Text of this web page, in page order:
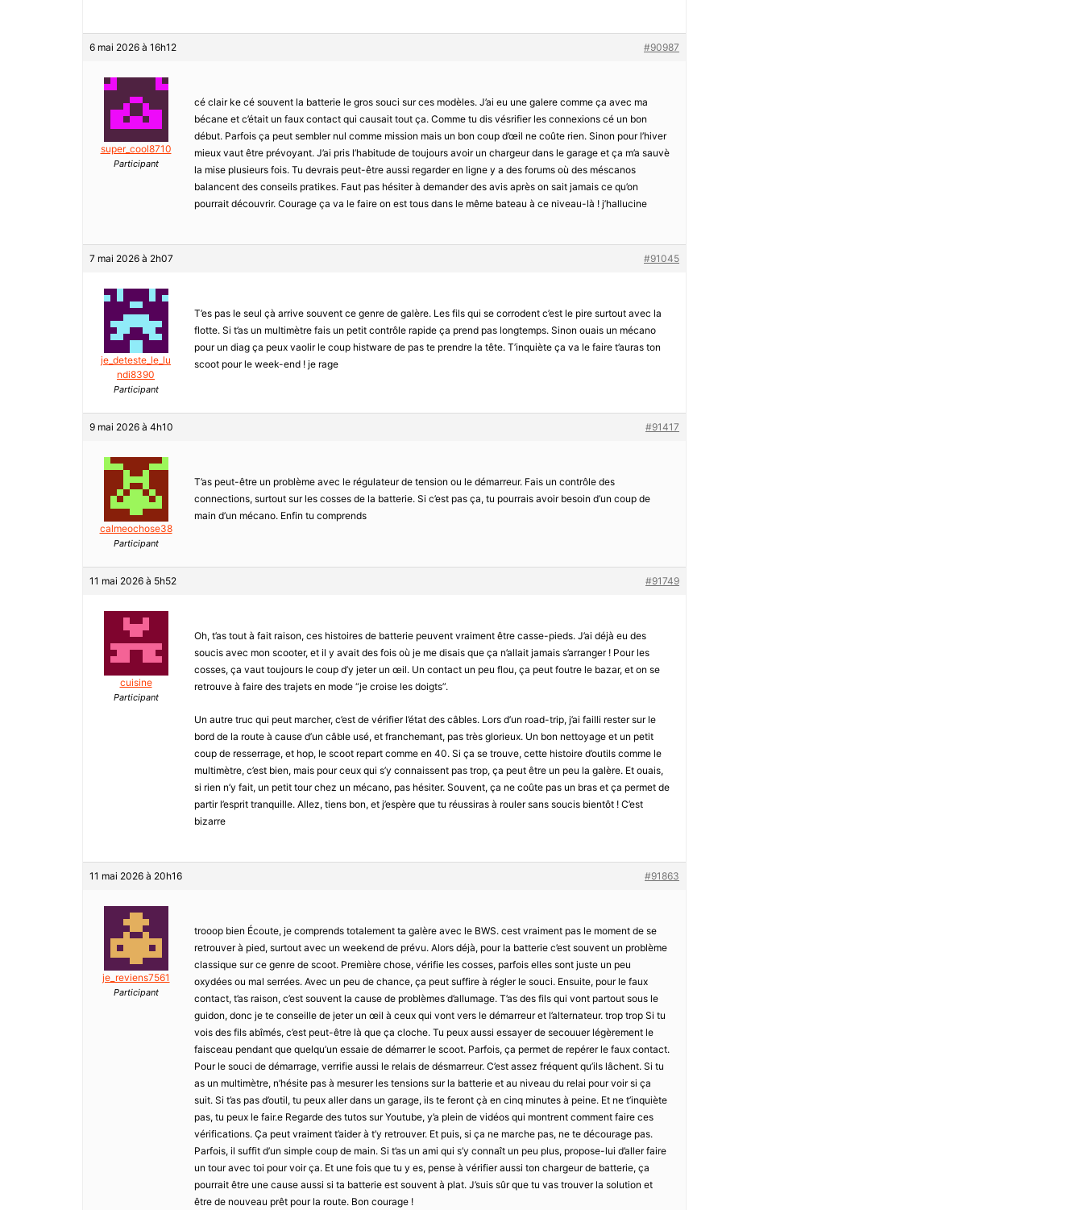
6 mai 2026 à 16h12 #90987
super_cool8710
Participant
cé clair ke cé souvent la batterie le gros souci sur ces modèles. J’ai eu une galere comme ça avec ma
bécane et c’était un faux contact qui causait tout ça. Comme tu dis vésrifier les connexions cé un bon
début. Parfois ça peut sembler nul comme mission mais un bon coup d’œil ne coûte rien. Sinon pour l’hiver
mieux vaut être prévoyant. J’ai pris l’habitude de toujours avoir un chargeur dans le garage et ça m’a sauvè
la mise plusieurs fois. Tu devrais peut-être aussi regarder en ligne y a des forums où des méscanos
balancent des conseils pratikes. Faut pas hésiter à demander des avis après on sait jamais ce qu’on
pourrait découvrir. Courage ça va le faire on est tous dans le même bateau à ce niveau-là ! j’hallucine
7 mai 2026 à 2h07 #91045
je_deteste_le_lu
ndi8390
Participant
T’es pas le seul çà arrive souvent ce genre de galère. Les fils qui se corrodent c’est le pire surtout avec la
flotte. Si t’as un multimètre fais un petit contrôle rapide ça prend pas longtemps. Sinon ouais un mécano
pour un diag ça peux vaolir le coup histware de pas te prendre la tête. T’inquiète ça va le faire t’auras ton
scoot pour le week-end ! je rage
9 mai 2026 à 4h10 #91417
calmeochose38
Participant
T’as peut-être un problème avec le régulateur de tension ou le démarreur. Fais un contrôle des
connections, surtout sur les cosses de la batterie. Si c’est pas ça, tu pourrais avoir besoin d’un coup de
main d’un mécano. Enfin tu comprends
11 mai 2026 à 5h52 #91749
cuisine
Participant
Oh, t’as tout à fait raison, ces histoires de batterie peuvent vraiment être casse-pieds. J’ai déjà eu des
soucis avec mon scooter, et il y avait des fois où je me disais que ça n’allait jamais s’arranger ! Pour les
cosses, ça vaut toujours le coup d’y jeter un œil. Un contact un peu flou, ça peut foutre le bazar, et on se
retrouve à faire des trajets en mode “je croise les doigts”.
Un autre truc qui peut marcher, c’est de vérifier l’état des câbles. Lors d’un road-trip, j’ai failli rester sur le
bord de la route à cause d’un câble usé, et franchemant, pas très glorieux. Un bon nettoyage et un petit
coup de resserrage, et hop, le scoot repart comme en 40. Si ça se trouve, cette histoire d’outils comme le
multimètre, c’est bien, mais pour ceux qui s’y connaissent pas trop, ça peut être un peu la galère. Et ouais,
si rien n’y fait, un petit tour chez un mécano, pas hésiter. Souvent, ça ne coûte pas un bras et ça permet de
partir l’esprit tranquille. Allez, tiens bon, et j’espère que tu réussiras à rouler sans soucis bientôt ! C’est
bizarre
11 mai 2026 à 20h16 #91863
je_reviens7561
Participant
trooop bien Écoute, je comprends totalement ta galère avec le BWS. cest vraiment pas le moment de se
retrouver à pied, surtout avec un weekend de prévu. Alors déjà, pour la batterie c’est souvent un problème
classique sur ce genre de scoot. Première chose, vérifie les cosses, parfois elles sont juste un peu
oxydées ou mal serrées. Avec un peu de chance, ça peut suffire à régler le souci. Ensuite, pour le faux
contact, t’as raison, c’est souvent la cause de problèmes d’allumage. T’as des fils qui vont partout sous le
guidon, donc je te conseille de jeter un œil à ceux qui vont vers le démarreur et l’alternateur. trop trop Si tu
vois des fils abîmés, c’est peut-être là que ça cloche. Tu peux aussi essayer de secouuer légèrement le
faisceau pendant que quelqu’un essaie de démarrer le scoot. Parfois, ça permet de repérer le faux contact.
Pour le souci de démarrage, verrifie aussi le relais de désmarreur. C’est assez fréquent qu’ils lâchent. Si tu
as un multimètre, n’hésite pas à mesurer les tensions sur la batterie et au niveau du relai pour voir si ça
suit. Si t’as pas d’outil, tu peux aller dans un garage, ils te feront çà en cinq minutes à peine. Et ne t’inquiète
pas, tu peux le fair.e Regarde des tutos sur Youtube, y’a plein de vidéos qui montrent comment faire ces
vérifications. Ça peut vraiment t’aider à t’y retrouver. Et puis, si ça ne marche pas, ne te décourage pas.
Parfois, il suffit d’un simple coup de main. Si t’as un ami qui s’y connaît un peu plus, propose-lui d’aller faire
un tour avec toi pour voir ça. Et une fois que tu y es, pense à vérifier aussi ton chargeur de batterie, ça
pourrait être une cause aussi si ta batterie est souvent à plat. J’suis sûr que tu vas trouver la solution et
être de nouveau prêt pour la route. Bon courage !